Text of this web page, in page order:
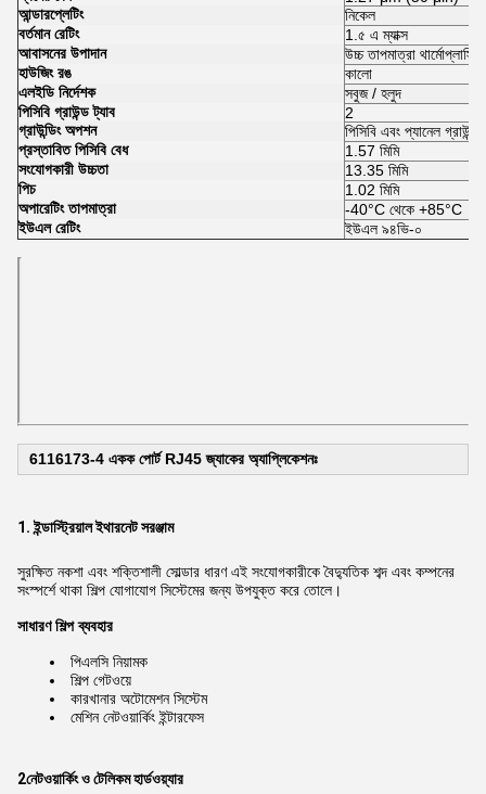
আন্ডারপ্লেটিং
নিকেল
বর্তমান রেটিং
1.৫ এ ম্যাক্স
আবাসনের উপাদান
উচ্চ তাপমাত্রা থার্মোপ্লাস্টিক
হাউজিং রঙ
কালো
এলইডি নির্দেশক
সবুজ / হলুদ
পিসিবি গ্রাউন্ড ট্যাব
2
গ্রাউন্ডিং অপশন
পিসিবি এবং প্যানেল গ্রাউন্ড
প্রস্তাবিত পিসিবি বেধ
1.57 মিমি
সংযোগকারী উচ্চতা
13.35 মিমি
পিচ
1.02 মিমি
অপারেটিং তাপমাত্রা
-40°C থেকে +85°C
ইউএল রেটিং
ইউএল ৯৪ভি-০
6116173-4 একক পোর্ট RJ45 জ্যাকের অ্যাপ্লিকেশনঃ
1. ইন্ডাস্ট্রিয়াল ইথারনেট সরঞ্জাম
সুরক্ষিত নকশা এবং শক্তিশালী সোল্ডার ধারণ এই সংযোগকারীকে বৈদ্যুতিক শব্দ এবং কম্পনের
সংস্পর্শে থাকা শিল্প যোগাযোগ সিস্টেমের জন্য উপযুক্ত করে তোলে।
সাধারণ শিল্প ব্যবহার
পিএলসি নিয়ামক
শিল্প গেটওয়ে
কারখানার অটোমেশন সিস্টেম
মেশিন নেটওয়ার্কিং ইন্টারফেস
2নেটওয়ার্কিং ও টেলিকম হার্ডওয়্যার